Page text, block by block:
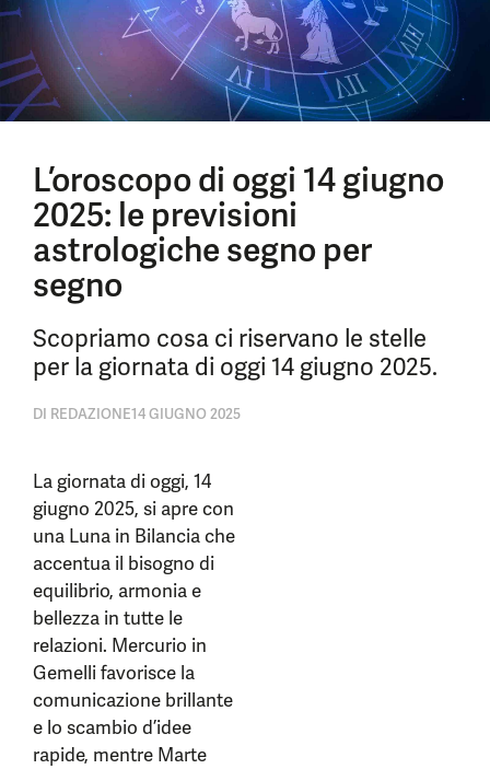
L’oroscopo di oggi 14 giugno
2025: le previsioni
astrologiche segno per
segno
Scopriamo cosa ci riservano le stelle
per la giornata di oggi 14 giugno 2025.
DI REDAZIONE14 GIUGNO 2025
La giornata di oggi, 14
giugno 2025, si apre con
una Luna in Bilancia che
accentua il bisogno di
equilibrio, armonia e
bellezza in tutte le
relazioni. Mercurio in
Gemelli favorisce la
comunicazione brillante
e lo scambio d’idee
rapide, mentre Marte